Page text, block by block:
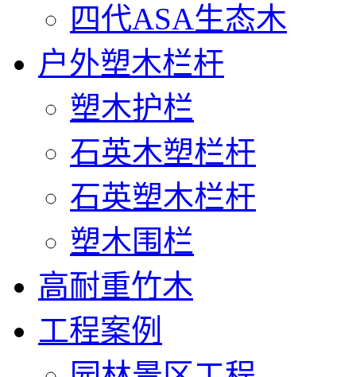
四代ASA生态木
户外塑木栏杆
塑木护栏
石英木塑栏杆
石英塑木栏杆
塑木围栏
高耐重竹木
工程案例